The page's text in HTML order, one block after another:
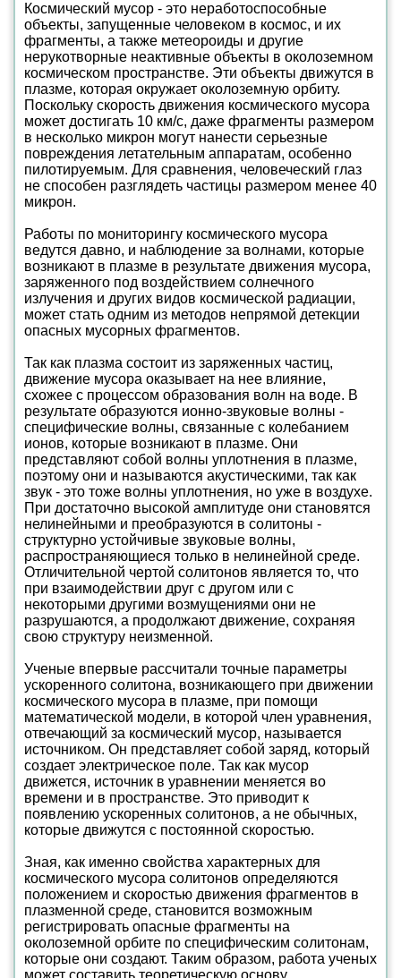
Космический мусор - это неработоспособные
объекты, запущенные человеком в космос, и их
фрагменты, а также метеороиды и другие
нерукотворные неактивные объекты в околоземном
космическом пространстве. Эти объекты движутся в
плазме, которая окружает околоземную орбиту.
Поскольку скорость движения космического мусора
может достигать 10 км/с, даже фрагменты размером
в несколько микрон могут нанести серьезные
повреждения летательным аппаратам, особенно
пилотируемым. Для сравнения, человеческий глаз
не способен разглядеть частицы размером менее 40
микрон.
Работы по мониторингу космического мусора
ведутся давно, и наблюдение за волнами, которые
возникают в плазме в результате движения мусора,
заряженного под воздействием солнечного
излучения и других видов космической радиации,
может стать одним из методов непрямой детекции
опасных мусорных фрагментов.
Так как плазма состоит из заряженных частиц,
движение мусора оказывает на нее влияние,
схожее с процессом образования волн на воде. В
результате образуются ионно-звуковые волны -
специфические волны, связанные с колебанием
ионов, которые возникают в плазме. Они
представляют собой волны уплотнения в плазме,
поэтому они и называются акустическими, так как
звук - это тоже волны уплотнения, но уже в воздухе.
При достаточно высокой амплитуде они становятся
нелинейными и преобразуются в солитоны -
структурно устойчивые звуковые волны,
распространяющиеся только в нелинейной среде.
Отличительной чертой солитонов является то, что
при взаимодействии друг с другом или с
некоторыми другими возмущениями они не
разрушаются, а продолжают движение, сохраняя
свою структуру неизменной.
Ученые впервые рассчитали точные параметры
ускоренного солитона, возникающего при движении
космического мусора в плазме, при помощи
математической модели, в которой член уравнения,
отвечающий за космический мусор, называется
источником. Он представляет собой заряд, который
создает электрическое поле. Так как мусор
движется, источник в уравнении меняется во
времени и в пространстве. Это приводит к
появлению ускоренных солитонов, а не обычных,
которые движутся с постоянной скоростью.
Зная, как именно свойства характерных для
космического мусора солитонов определяются
положением и скоростью движения фрагментов в
плазменной среде, становится возможным
регистрировать опасные фрагменты на
околоземной орбите по специфическим солитонам,
которые они создают. Таким образом, работа ученых
может составить теоретическую основу